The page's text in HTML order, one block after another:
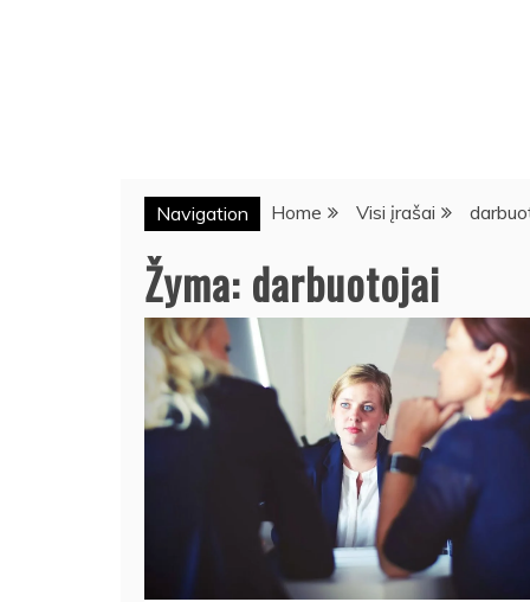
Navigation Home Visi įrašai
Žyma: darbuotojai